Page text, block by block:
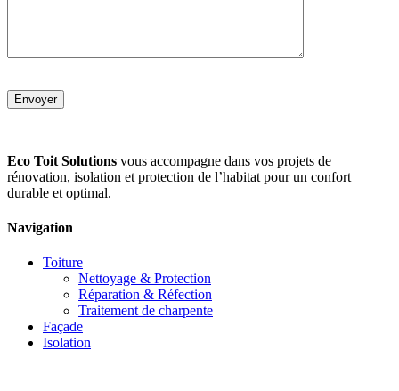
Eco Toit Solutions vous accompagne dans vos projets de
rénovation, isolation et protection de l’habitat pour un confort
durable et optimal.
Navigation
Toiture
Nettoyage & Protection
Réparation & Réfection
Traitement de charpente
Façade
Isolation